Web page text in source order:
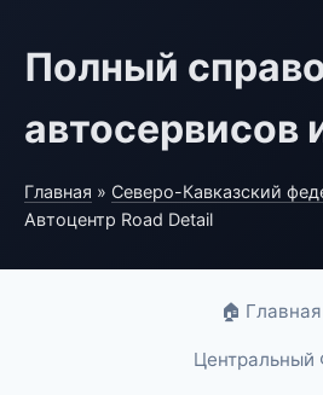
Полный
автосервисов
Главная » Северо-Кавказский
Автоцентр Road Detail
🏠 Главная